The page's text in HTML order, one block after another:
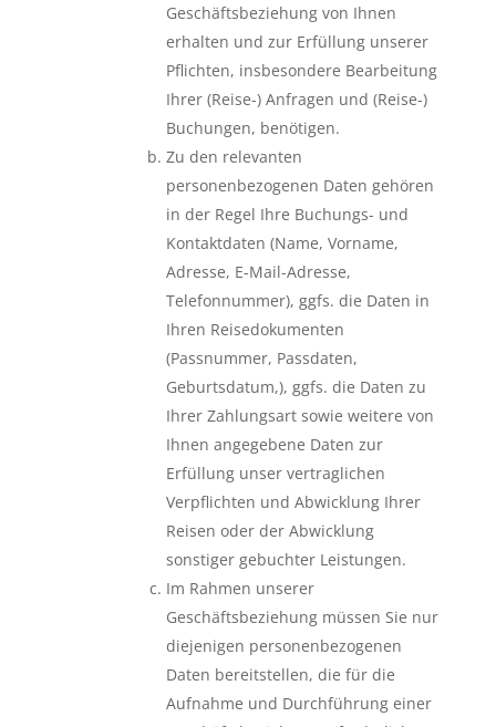
Geschäftsbeziehung von Ihnen
erhalten und zur Erfüllung unserer
Pflichten, insbesondere Bearbeitung
Ihrer (Reise-) Anfragen und (Reise-)
Buchungen, benötigen.
Zu den relevanten
personenbezogenen Daten gehören
in der Regel Ihre Buchungs- und
Kontaktdaten (Name, Vorname,
Adresse, E-Mail-Adresse,
Telefonnummer), ggfs. die Daten in
Ihren Reisedokumenten
(Passnummer, Passdaten,
Geburtsdatum,), ggfs. die Daten zu
Ihrer Zahlungsart sowie weitere von
Ihnen angegebene Daten zur
Erfüllung unser vertraglichen
Verpflichten und Abwicklung Ihrer
Reisen oder der Abwicklung
sonstiger gebuchter Leistungen.
Im Rahmen unserer
Geschäftsbeziehung müssen Sie nur
diejenigen personenbezogenen
Daten bereitstellen, die für die
Aufnahme und Durchführung einer